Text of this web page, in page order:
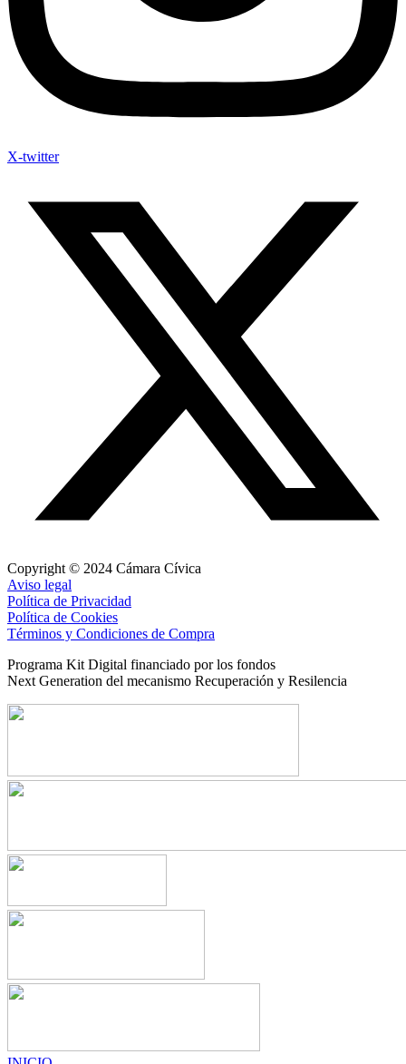
X-twitter
Copyright © 2024 Cámara Cívica
Aviso legal
Política de Privacidad
Política de Cookies
Términos y Condiciones de Compra
Programa Kit Digital financiado por los fondos
Next Generation del mecanismo Recuperación y Resilencia